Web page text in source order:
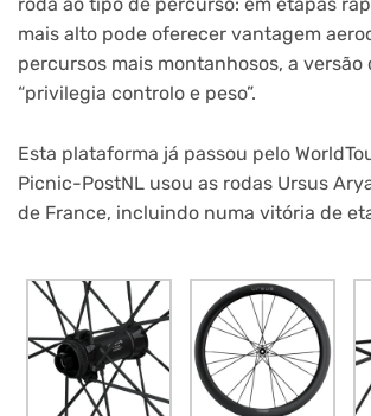
mais alto pode oferecer vantagem
percursos mais montanhosos, a versão
“privilegia controlo e peso”.
Esta plataforma já passou pelo
Picnic-PostNL usou as rodas Ursus
de France, incluindo numa vitória de